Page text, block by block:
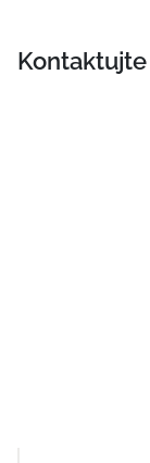
Kontaktujte